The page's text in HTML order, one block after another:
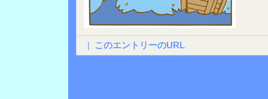
| このエントリーのURL